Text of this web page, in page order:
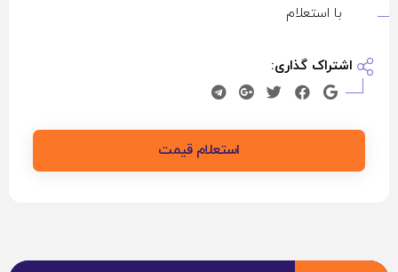
با استعلام
اشتراک گذاری:
استعلام قیمت